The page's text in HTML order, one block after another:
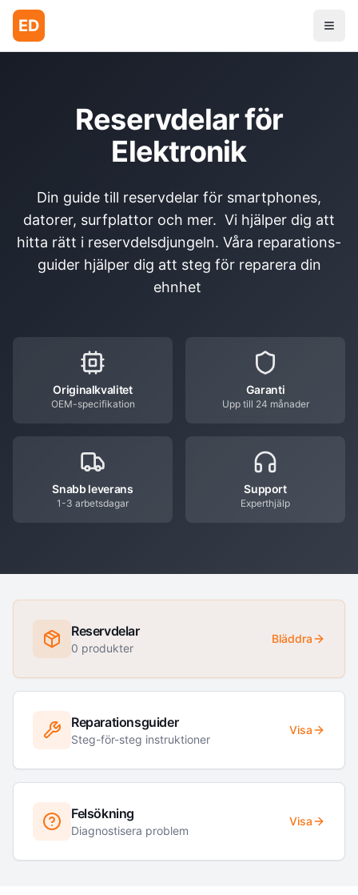
ED
Reservdelar för
Elektronik
Din guide till reservdelar för smartphones,
datorer, surfplattor och mer. Vi hjälper dig att
hitta rätt i reservdelsdjungeln. Våra reparations-
guider hjälper dig att steg för reparera din
ehnhet
Originalkvalitet
OEM-specifikation
Garanti
Upp till 24 månader
Snabb leverans
1-3 arbetsdagar
Support
Experthjälp
Reservdelar
0 produkter
Bläddra
Reparationsguider
Steg-för-steg instruktioner
Visa
Felsökning
Diagnostisera problem
Visa